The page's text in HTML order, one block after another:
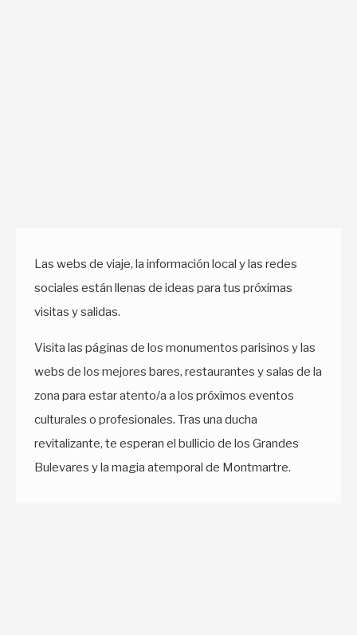
Las webs de viaje, la información local y las redes
sociales están llenas de ideas para tus próximas
visitas y salidas.
Visita las páginas de los monumentos parisinos y las
webs de los mejores bares, restaurantes y salas de la
zona para estar atento/a a los próximos eventos
culturales o profesionales. Tras una ducha
revitalizante, te esperan el bullicio de los Grandes
Bulevares y la magia atemporal de Montmartre.